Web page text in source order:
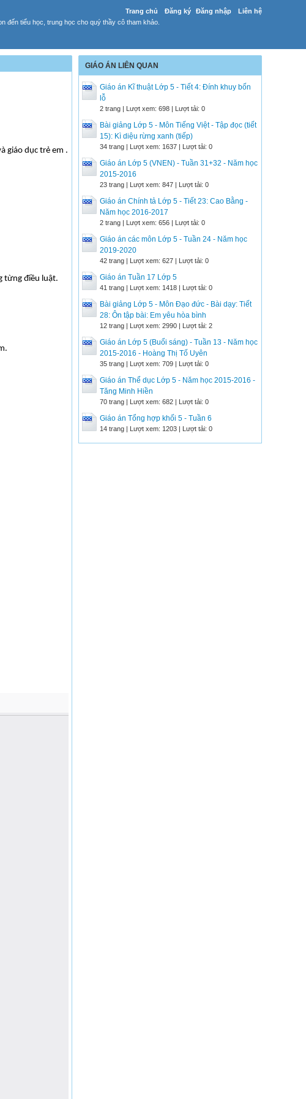
Trang chủ Đăng ký Đăng nhập Liên hệ
đến tiểu học, trung học cho quý thầy cô tham khảo.
giáo dục trẻ em .
từng điều luật.
GIÁO ÁN LIÊN QUAN
Giáo án Kĩ thuật Lớp 5 - Tiết 4: Đính khuy bốn
lỗ
2 trang | Lượt xem: 698 | Lượt tải: 0
Bài giảng Lớp 5 - Môn Tiếng Việt - Tập đọc (tiết
15): Kì diệu rừng xanh (tiếp)
34 trang | Lượt xem: 1637 | Lượt tải: 0
Giáo án Lớp 5 (VNEN) - Tuần 31+32 - Năm học
2015-2016
23 trang | Lượt xem: 847 | Lượt tải: 0
Giáo án Chính tả Lớp 5 - Tiết 23: Cao Bằng -
Năm học 2016-2017
2 trang | Lượt xem: 656 | Lượt tải: 0
Giáo án các môn Lớp 5 - Tuần 24 - Năm học
2019-2020
42 trang | Lượt xem: 627 | Lượt tải: 0
Giáo án Tuần 17 Lớp 5
41 trang | Lượt xem: 1418 | Lượt tải: 0
Bài giảng Lớp 5 - Môn Đạo đức - Bài dạy: Tiết
28: Ôn tập bài: Em yêu hòa bình
12 trang | Lượt xem: 2990 | Lượt tải: 2
Giáo án Lớp 5 (Buổi sáng) - Tuần 13 - Năm học
2015-2016 - Hoàng Thị Tố Uyên
35 trang | Lượt xem: 709 | Lượt tải: 0
Giáo án Thể dục Lớp 5 - Năm học 2015-2016 -
Tăng Minh Hiền
70 trang | Lượt xem: 682 | Lượt tải: 0
Giáo án Tổng hợp khối 5 - Tuần 6
14 trang | Lượt xem: 1203 | Lượt tải: 0